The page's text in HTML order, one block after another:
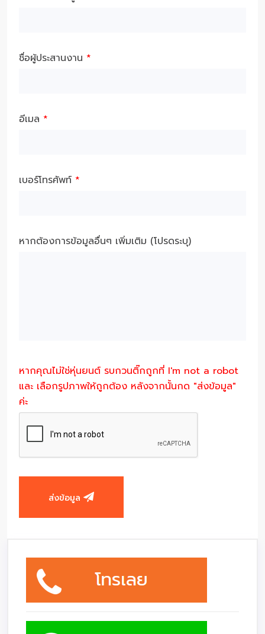
ชื่อผู้ประสานงาน *
อีเมล *
เบอร์โทรศัพท์ *
หากต้องการข้อมูลอื่นๆ เพิ่มเติม (โปรดระบุ)
หากคุณไม่ใช่หุ่นยนต์ รบกวนติ๊กถูกที่ I'm not a robot
และ เลือกรูปภาพให้ถูกต้อง หลังจากนั้นกด "ส่งข้อมูล"
ค่ะ
ส่งข้อมูล